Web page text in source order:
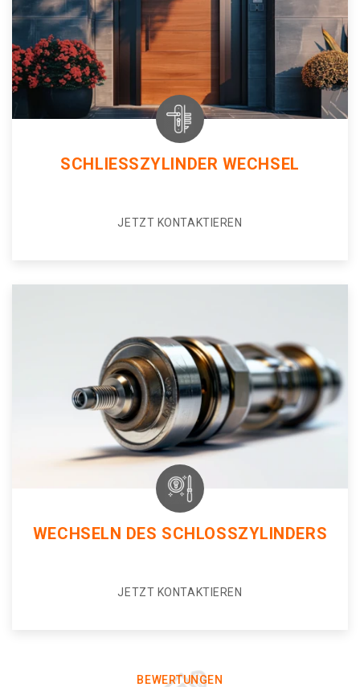
SCHLIESSZYLINDER WECHSEL
JETZT KONTAKTIEREN
WECHSELN DES SCHLOSSZYLINDERS
JETZT KONTAKTIEREN
BEWERTUNGEN